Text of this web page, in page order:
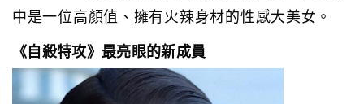
中是一位高顏值、擁有火辣身材的性感大美女。
《自殺特攻》最亮眼的新成員